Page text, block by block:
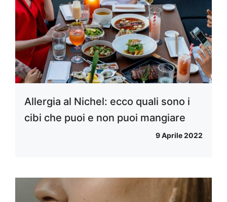
Allergia al Nichel: ecco quali sono i
cibi che puoi e non puoi mangiare
9 Aprile 2022